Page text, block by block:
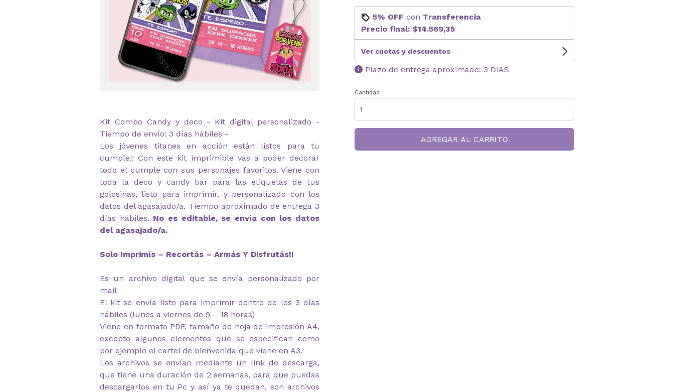
Kit Combo Candy y deco - Kit digital personalizado -
Tiempo de envío: 3 días hábiles -
Los jóvenes titanes en acción están listos para tu
cumple!! Con este kit imprimible vas a poder decorar
todo el cumple con sus personajes favoritos. Viene con
toda la deco y candy bar para las etiquetas de tus
golosinas, listo para imprimir, y personalizado con los
datos del agasajado/a. Tiempo aproximado de entrega 3
días hábiles. No es editable, se envía con los datos
del agasajado/a.
Solo Imprimís – Recortás – Armás Y Disfrutás!!
Es un archivo digital que se envía personalizado por
mail
El kit se envía listo para imprimir dentro de los 3 días
hábiles (lunes a viernes de 9 – 18 horas)
Viene en formato PDF, tamaño de hoja de impresión A4,
excepto algunos elementos que se especifican como
por ejemplo el cartel de bienvenida que viene en A3.
Los archivos se envían mediante un link de descarga,
que tiene una duración de 2 semanas, para que puedas
descargarlos en tu Pc y así ya te quedan, son archivos
5% OFF con Transferencia
Precio final: $14.569,35
Ver cuotas y descuentos
Plazo de entrega aproximado: 3 DIAS
Cantidad
AGREGAR AL CARRITO